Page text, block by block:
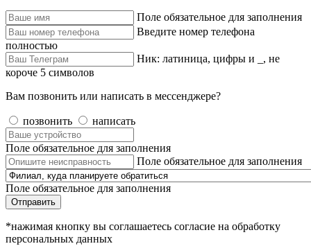
Поле обязательное для заполнения
Введите номер телефона
полностью
Ник: латиница, цифры и _, не
короче 5 символов
Вам позвонить или написать в мессенджере?
позвонить написать
Поле обязательное для заполнения
Поле обязательное для заполнения
Поле обязательное для заполнения
Отправить
*нажимая кнопку вы соглашаетесь согласие на обработку
персональных данных